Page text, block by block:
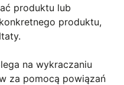
produktu lub
produktu,
na wykraczaniu
za pomocą powiązań